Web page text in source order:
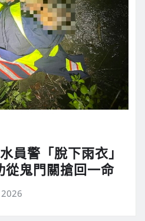
員警「脫下雨衣」
從鬼門關搶回一命